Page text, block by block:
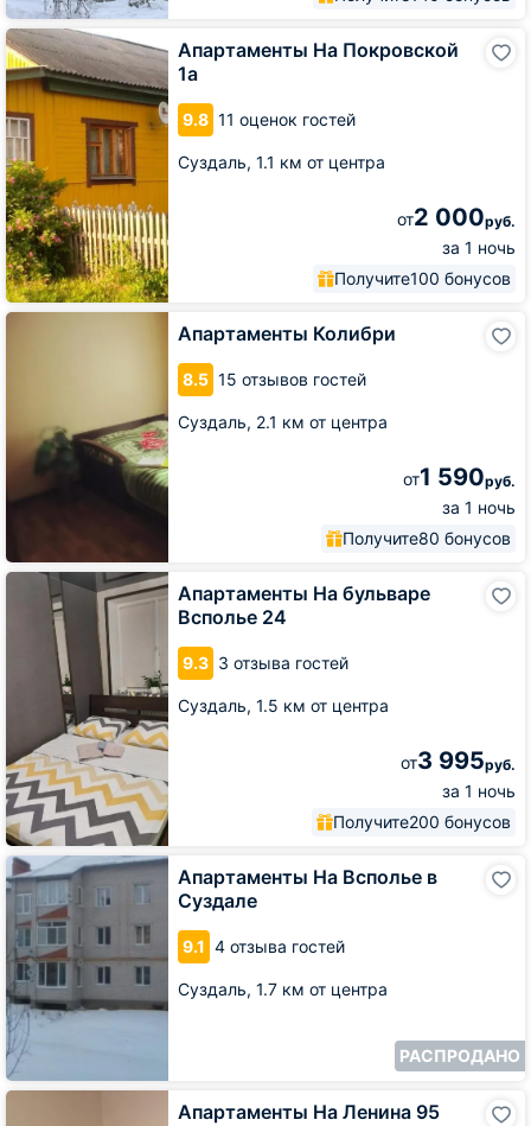
Апартаменты На Покровской
1а
9.8 11 оценок гостей
Суздаль, 1.1 км от центра
от2 000руб.
за 1 ночь
Получите100 бонусов
Апартаменты
На
Покровской
1а
Апартаменты Колибри
8.5 15 отзывов гостей
Суздаль, 2.1 км от центра
от1 590руб.
за 1 ночь
Получите80 бонусов
Апартаменты
Апартаменты На бульваре
Всполье 24
9.3 3 отзыва гостей
Суздаль, 1.5 км от центра
от3 995руб.
за 1 ночь
Получите200 бонусов
Апартаменты
бульваре
Всполье
Апартаменты На Всполье в
Суздале
9.1 4 отзыва гостей
Суздаль, 1.7 км от центра
РАСПРОДАНО
Апартаменты
На
Всполье
Суздале
Апартаменты На Ленина 95
Апартаменты